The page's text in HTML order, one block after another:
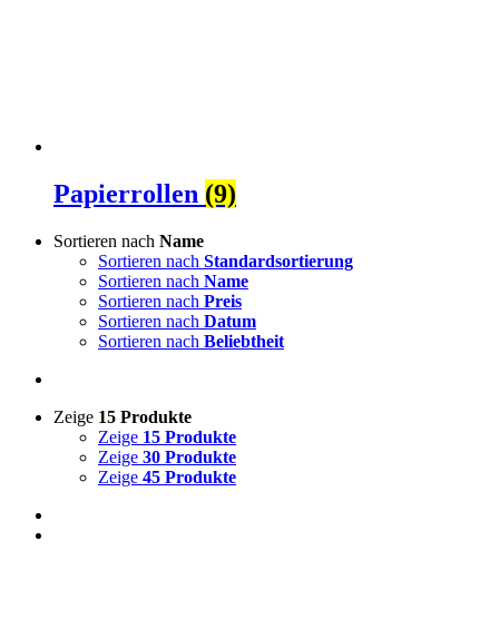
Papierrollen (9)
Sortieren nach Name
Sortieren nach Standardsortierung
Sortieren nach Name
Sortieren nach Preis
Sortieren nach Datum
Sortieren nach Beliebtheit
Zeige 15 Produkte
Zeige 15 Produkte
Zeige 30 Produkte
Zeige 45 Produkte